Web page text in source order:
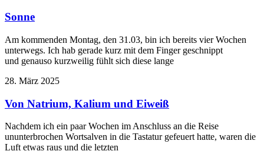
Sonne
Am kommenden Montag, den 31.03, bin ich bereits vier Wochen
unterwegs. Ich hab gerade kurz mit dem Finger geschnippt
und genauso kurzweilig fühlt sich diese lange
28. März 2025
Von Natrium, Kalium und Eiweiß
Nachdem ich ein paar Wochen im Anschluss an die Reise
ununterbrochen Wortsalven in die Tastatur gefeuert hatte, waren die
Luft etwas raus und die letzten